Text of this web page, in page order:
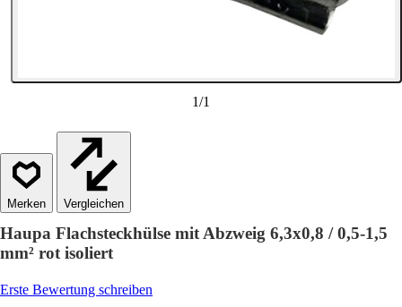
1/1
Vergleichen
Haupa Flachsteckhülse mit Abzweig 6,3x0,8 / 0,5-1,5
mm² rot isoliert
Erste Bewertung schreiben